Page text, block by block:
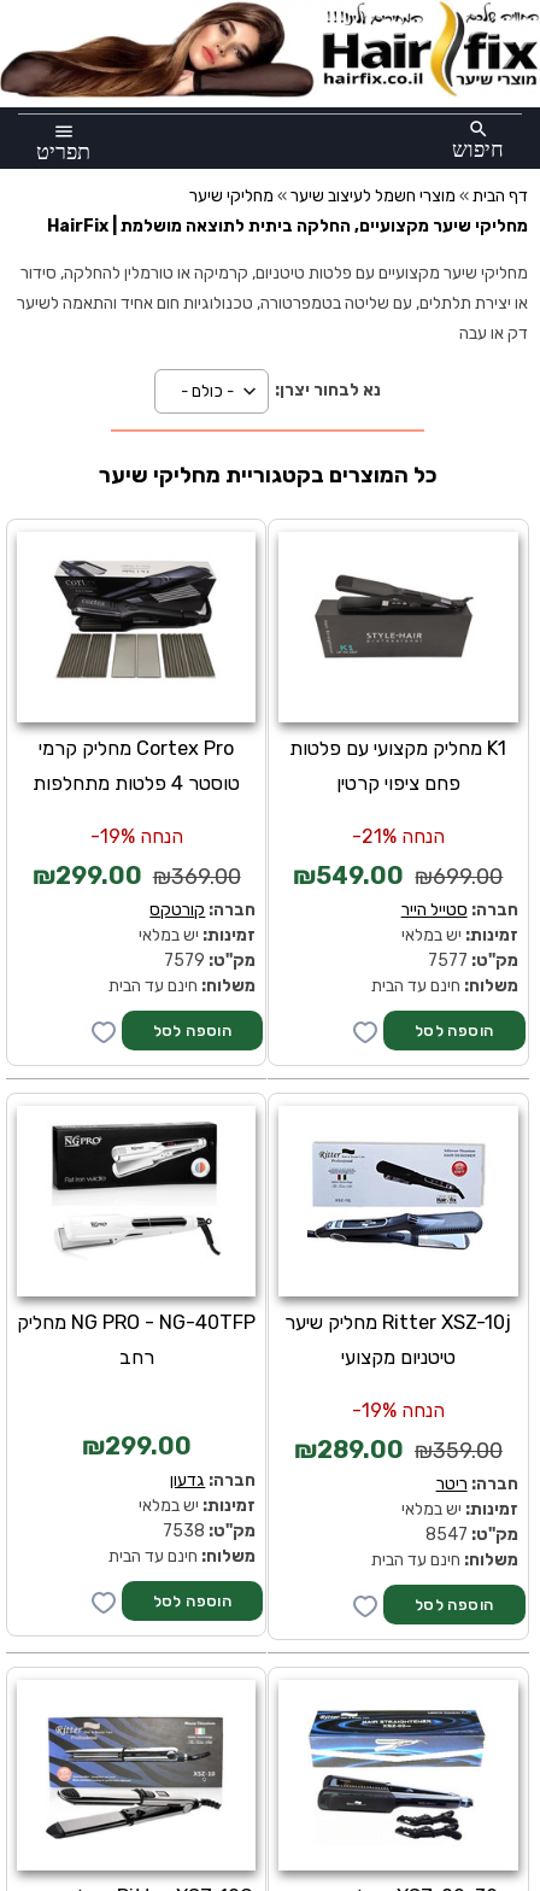
menu
תפריט
search
חיפוש
דף הבית» מוצרי חשמל לעיצוב שיער» מחליקי שיער
מחליקי שיער מקצועיים, החלקה ביתית לתוצאה מושלמת | HairFix
מחליקי שיער מקצועיים עם פלטות טיטניום, קרמיקה או טורמלין להחלקה, סידור
או יצירת תלתלים, עם שליטה בטמפרטורה, טכנולוגיות חום אחיד והתאמה לשיער
דק או עבה
נא לבחור יצרן:
כל המוצרים בקטגוריית מחליקי שיער
Cortex Pro מחליק קרמי
טוסטר 4 פלטות מתחלפות
הנחה 19%-
₪369.00
₪299.00
חברה: קורטקס
זמינות: יש במלאי
מק''ט:
משלוח: חינם עד הבית
K1 מחליק מקצועי עם פלטות
פחם ציפוי קרטין
הנחה 21%-
₪699.00
₪549.00
חברה: סטייל הייר
זמינות: יש במלאי
מק''ט:
משלוח: חינם עד הבית
NG PRO - NG-40TFP מחליק
רחב
₪299.00
חברה: גדעון
זמינות: יש במלאי
מק''ט:
משלוח: חינם עד הבית
Ritter XSZ-10j מחליק שיער
טיטניום מקצועי
הנחה 19%-
₪359.00
₪289.00
חברה: ריטר
זמינות: יש במלאי
מק''ט:
משלוח: חינם עד הבית
×